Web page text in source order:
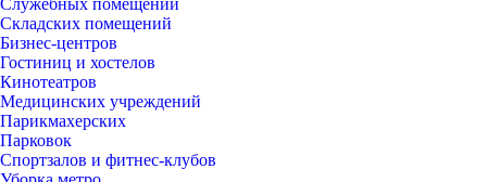
Служебных помещений
Складских помещений
Бизнес-центров
Гостиниц и хостелов
Кинотеатров
Медицинских учреждений
Парикмахерских
Парковок
Спортзалов и фитнес-клубов